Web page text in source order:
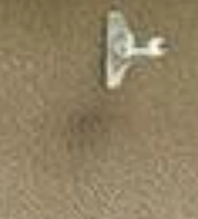
à 18:39
objets en récupérateurs d'eau de pluie est
utilisant des contenants recyclés pour
également l'économie circulaire. Découvrez
recyclés pour